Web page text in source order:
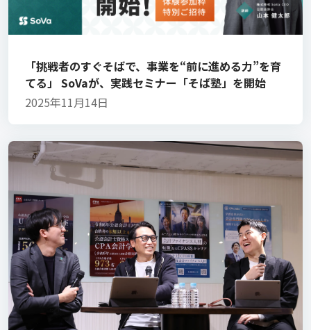
「挑戦者のすぐそばで、事業を“前に進める力”を育
てる」 SoVaが、実践セミナー「そば塾」を開始
2025年11月14日